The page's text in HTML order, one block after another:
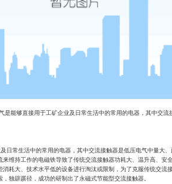
是能够直接用于工矿企业及日常生活中的常用的电器，其中交
日常生活中的常用的电器，其中交流接触器是低压电气中量大
维持工作的电磁铁导致了传统交流接触器功耗大、温升高、
消耗大、技术水平低的设备进行淘汰或限制，为了克服传统交
独辟蹊径，成功的研制出了永磁式节能型交流接触器。